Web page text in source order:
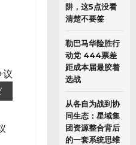
阱，这5点没看
清楚不要签
勒巴马华险胜行
动党 444票差
距成本届最胶着
选战
从各自为战到协
同生态：星域集
团资源整合背后
的一套系统思维